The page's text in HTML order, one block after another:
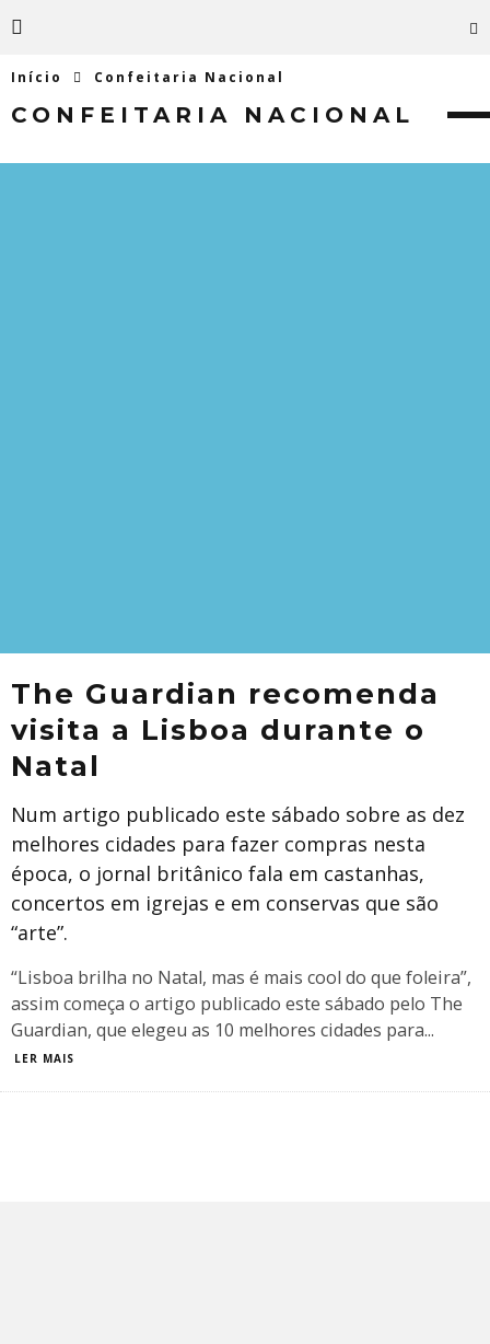
Início Confeitaria Nacional
CONFEITARIA NACIONAL
The Guardian recomenda
visita a Lisboa durante o
Natal
Num artigo publicado este sábado sobre as dez
melhores cidades para fazer compras nesta
época, o jornal britânico fala em castanhas,
concertos em igrejas e em conservas que são
“arte”.
​“Lisboa brilha no Natal, mas é mais cool do que foleira”,
assim começa o artigo publicado este sábado pelo The
Guardian, que elegeu as 10 melhores cidades para...
LER MAIS